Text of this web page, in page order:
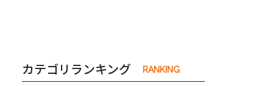
カテゴリランキング RANKING